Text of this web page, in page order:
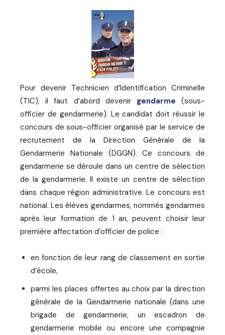
Pour devenir Technicien d’Identification Criminelle
(TIC), il faut d’abord devenir gendarme (sous-
officier de gendarmerie). Le candidat doit réussir le
concours de sous-officier organisé par le service de
recrutement de la Direction Générale de la
Gendarmerie Nationale (DGGN). Ce concours de
gendarmerie se déroule dans un centre de sélection
de la gendarmerie. Il existe un centre de sélection
dans chaque région administrative. Le concours est
national. Les élèves gendarmes, nommés gendarmes
après leur formation de 1 an, peuvent choisir leur
première affectation d’officier de police :
en fonction de leur rang de classement en sortie
d’école,
parmi les places offertes au choix par la direction
générale de la Gendarmerie nationale (dans une
brigade de gendarmerie, un escadron de
gendarmerie mobile ou encore une compagnie